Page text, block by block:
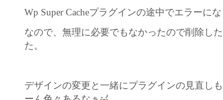
Wp Super Cacheプラグインの途中でエラーに
なので、無理に必要でもなかったので削除し
た。
デザインの変更と一緒にプラグインの見直し